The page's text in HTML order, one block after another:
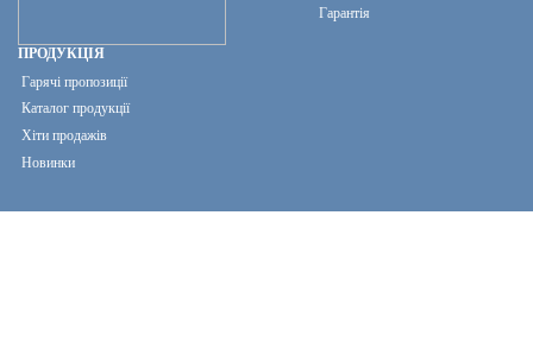
Гарантія
ПРОДУКЦІЯ
Гарячі пропозиції
Каталог продукції
Хіти продажів
Новинки